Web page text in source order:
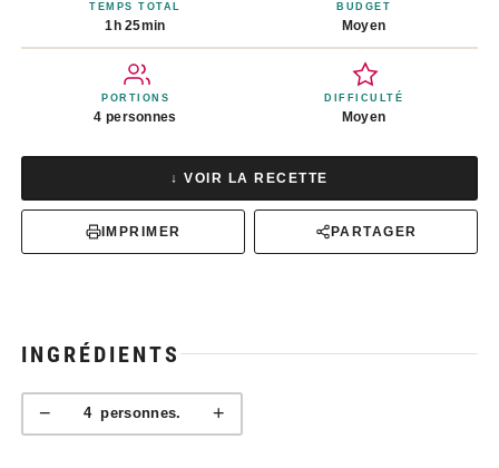
TEMPS TOTAL
1h 25min
BUDGET
Moyen
PORTIONS
4 personnes
DIFFICULTÉ
Moyen
↓ VOIR LA RECETTE
IMPRIMER PARTAGER
INGRÉDIENTS
− 4personnes. +